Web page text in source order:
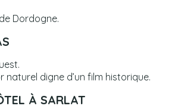
Dordogne.
digne d’un film historique.
À SARLAT